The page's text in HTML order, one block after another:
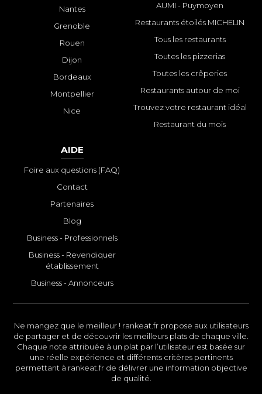
Nantes
Grenoble
Rouen
Dijon
Bordeaux
Montpellier
Nice
AUMI - Puymoyen
Restaurants étoilés MICHELIN
Tous les restaurants
Toutes les pizzerias
Toutes les crêperies
Restaurants autour de moi
Trouvez votre restaurant idéal
Restaurant du mois
AIDE
Foire aux questions (FAQ)
Contact
Partenaires
Blog
Business - Professionnels
Business - Revendiquer
établissement
Business - Annonceurs
Ne mangez que le meilleur ! rankeat.fr propose aux utilisateurs
de partager et de découvrir les meilleurs plats de chaque ville.
Chaque note attribuée à un plat par l’utilisateur est basée sur
une réelle expérience et différents critères pertinents
permettant à rankeat.fr de délivrer une information objective
de qualité.